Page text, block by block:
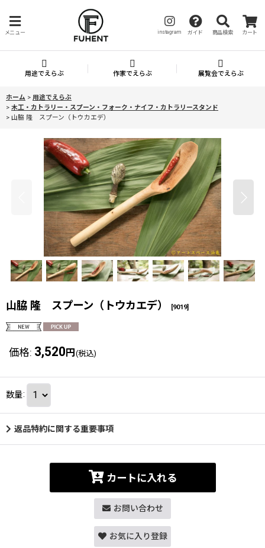
メニュー instagram ガイド 商品検索 カート
用途でえらぶ 作家でえらぶ 展覧会でえらぶ
ホーム > 用途でえらぶ
> 木工・カトラリー・スプーン・フォーク・ナイフ・カトラリースタンド
> 山脇 隆 スプーン（トウカエデ）
山脇 隆 スプーン（トウカエデ） [9019]
価格: 3,520 円 (税込)
数量:
返品特約に関する重要事項
カートに入れる
お問い合わせ
お気に入り登録